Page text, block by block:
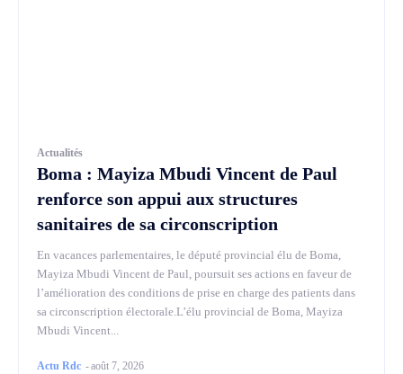
Actualités
Boma : Mayiza Mbudi Vincent de Paul
renforce son appui aux structures
sanitaires de sa circonscription
En vacances parlementaires, le député provincial élu de Boma,
Mayiza Mbudi Vincent de Paul, poursuit ses actions en faveur de
l’amélioration des conditions de prise en charge des patients dans
sa circonscription électorale.L’élu provincial de Boma, Mayiza
Mbudi Vincent...
Actu Rdc -août 7, 2026